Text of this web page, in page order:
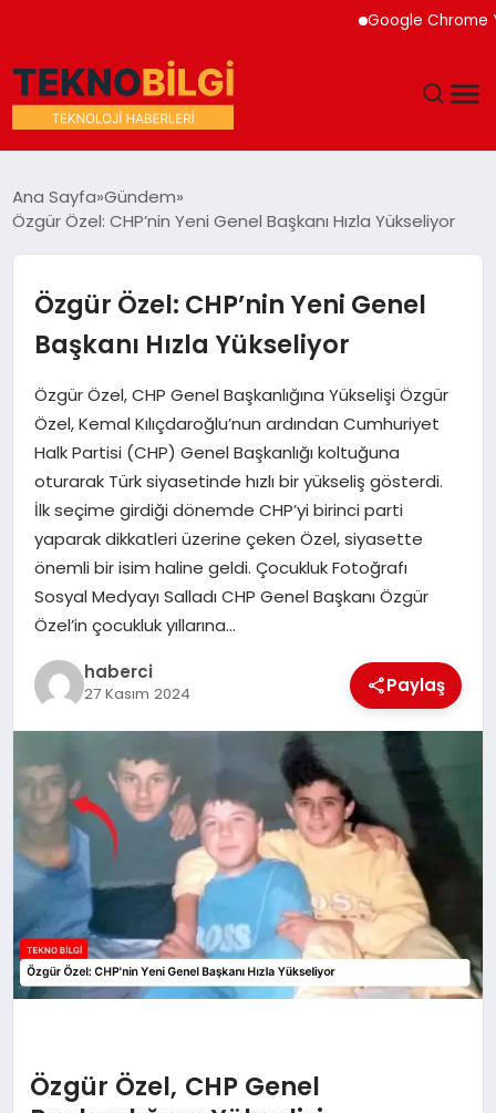
Google Chrome
DÜNYA
EĞITIM
EKONOMI
MAGAZIN
SAĞLIK
SIYASET
SPOR
TEKNOLOJI
YAŞAM
Ana Sayfa Gündem
Özgür Özel: CHP’nin Yeni Genel Başkanı Hızla Yükseliyor
Özgür Özel: CHP’nin Yeni Genel
Başkanı Hızla Yükseliyor
Özgür Özel, CHP Genel Başkanlığına Yükselişi Özgür
Özel, Kemal Kılıçdaroğlu’nun ardından Cumhuriyet
Halk Partisi (CHP) Genel Başkanlığı koltuğuna
oturarak Türk siyasetinde hızlı bir yükseliş gösterdi.
İlk seçime girdiği dönemde CHP’yi birinci parti
yaparak dikkatleri üzerine çeken Özel, siyasette
önemli bir isim haline geldi. Çocukluk Fotoğrafı
Sosyal Medyayı Salladı CHP Genel Başkanı Özgür
Özel’in çocukluk yıllarına…
haberci
27 Kasım 2024 Paylaş
Özgür Özel, CHP Genel